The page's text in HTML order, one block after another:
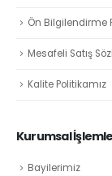
Ön Bilgilendirme
Mesafeli Satış
Kalite Politikamız
Kurumsal
Bayilerimiz